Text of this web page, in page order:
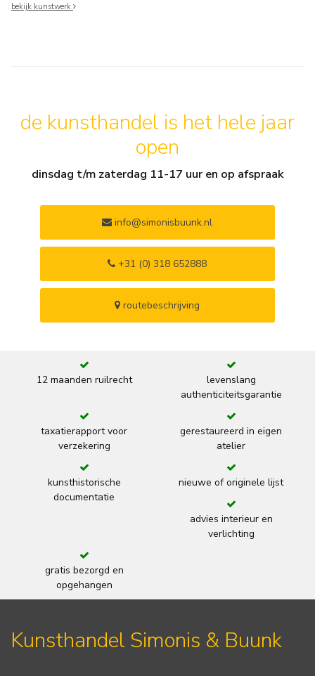
bekijk kunstwerk
de kunsthandel is het hele jaar
open
dinsdag t/m zaterdag 11-17 uur en op afspraak
info@simonisbuunk.nl
+31 (0) 318 652888
routebeschrijving
12 maanden ruilrecht
levenslang
authenticiteitsgarantie
taxatierapport voor
verzekering
gerestaureerd in eigen
atelier
kunsthistorische
documentatie
nieuwe of originele lijst
advies interieur en
verlichting
gratis bezorgd en
opgehangen
Kunsthandel Simonis & Buunk